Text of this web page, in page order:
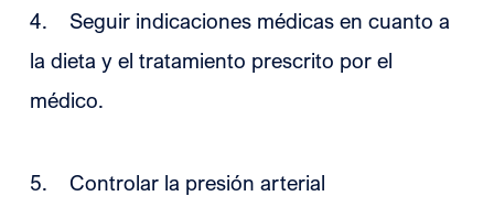
4. Seguir indicaciones médicas en cuanto a
la dieta y el tratamiento prescrito por el
médico.
5. Controlar la presión arterial